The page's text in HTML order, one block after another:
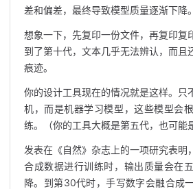
差和偏差，最终导致模型质量逐渐下降。
想象一下，先复印一份文件，再复印复
到了第十代，文本几乎无法辨认，而且
痕迹。
你的设计工具现在的情况就是这样。只
机，而是机器学习模型，这些模型会
练。（你的工具大概是第五代，也可能
发表在《自然》杂志上的一项研究表明
合成数据进行训练时，输出质量会在
降。到第30代时，手写数字会融合成